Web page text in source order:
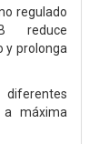
regulado
reduce
y prolonga
a máxima